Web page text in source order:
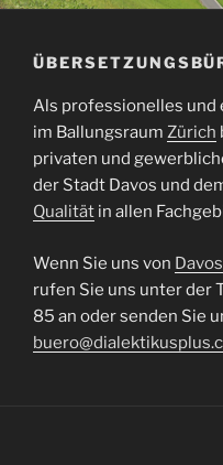
Als professionelles und
im Ballungsraum Zürich
privaten und
der Stadt Davos und
Qualität in allen
Wenn Sie uns von Davos
rufen Sie uns unter der
85 an oder senden Sie